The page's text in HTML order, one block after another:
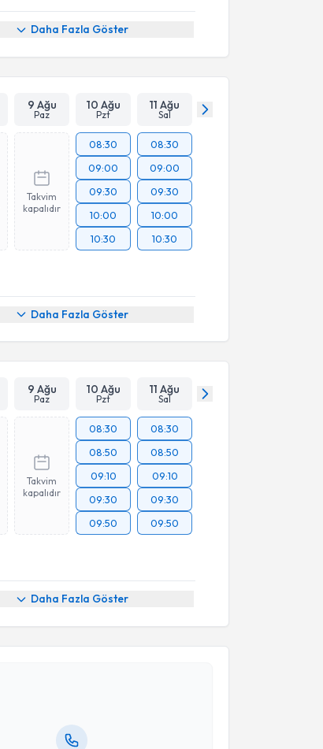
Daha Fazla Göster
9 Ağu
Paz
10 Ağu
Pzt
11 Ağu
Sal
Takvim
kapalıdır
08:30
09:00
09:30
10:00
10:30
08:30
09:00
09:30
10:00
10:30
Daha Fazla Göster
9 Ağu
Paz
10 Ağu
Pzt
11 Ağu
Sal
Takvim
kapalıdır
08:30
08:50
09:10
09:30
09:50
08:30
08:50
09:10
09:30
09:50
Daha Fazla Göster